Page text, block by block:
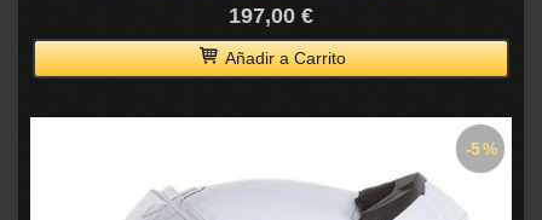
197,00 €
Añadir a Carrito
-5 %